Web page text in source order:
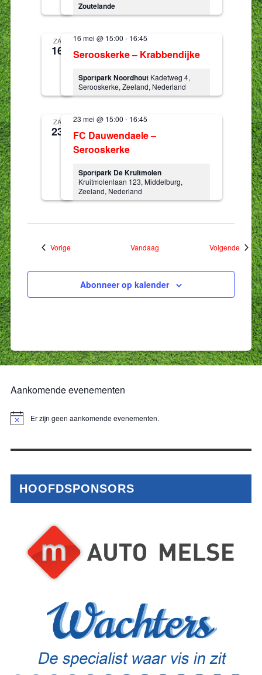
Zoutelande
ZA
16 Serooskerke – Krabbendijke
16 mei @ 15:00 - 16:45
Sportpark Noordhout Kadetweg 4,
Serooskerke, Zeeland, Nederland
ZA
23
FC Dauwendaele –
Serooskerke
23 mei @ 15:00 - 16:45
Sportpark De Kruitmolen
Kruitmolenlaan 123, Middelburg,
Zeeland, Nederland
VorigeEvenementen Vandaag Volgende
Abonneer op kalender
Aankomende evenementen
BerichtEr zijn geen aankomende evenementen.
HOOFDSPONSORS